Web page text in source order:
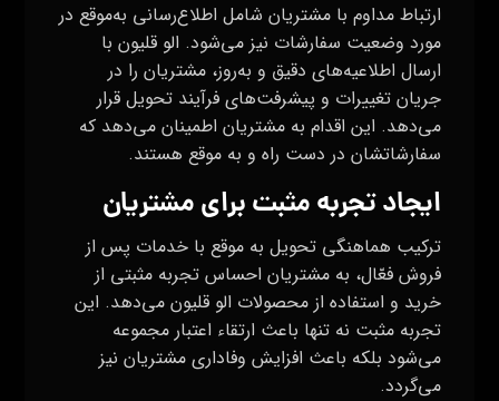
ارتباط مداوم با مشتریان شامل اطلاع‌رسانی به‌موقع در
مورد وضعیت سفارشات نیز می‌شود. الو قلیون با
ارسال اطلاعیه‌های دقیق و به‌روز، مشتریان را در
جریان تغییرات و پیشرفت‌های فرآیند تحویل قرار
می‌دهد. این اقدام به مشتریان اطمینان می‌دهد که
سفارشاتشان در دست راه و به موقع هستند.
ایجاد تجربه مثبت برای مشتریان
ترکیب هماهنگی تحویل به موقع با خدمات پس از
فروش فعّال، به مشتریان احساس تجربه مثبتی از
خرید و استفاده از محصولات الو قلیون می‌دهد. این
تجربه مثبت نه تنها باعث ارتقاء اعتبار مجموعه
می‌شود بلکه باعث افزایش وفاداری مشتریان نیز
می‌گردد.